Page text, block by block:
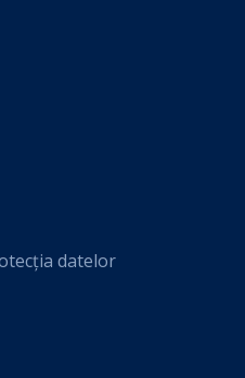
datelor